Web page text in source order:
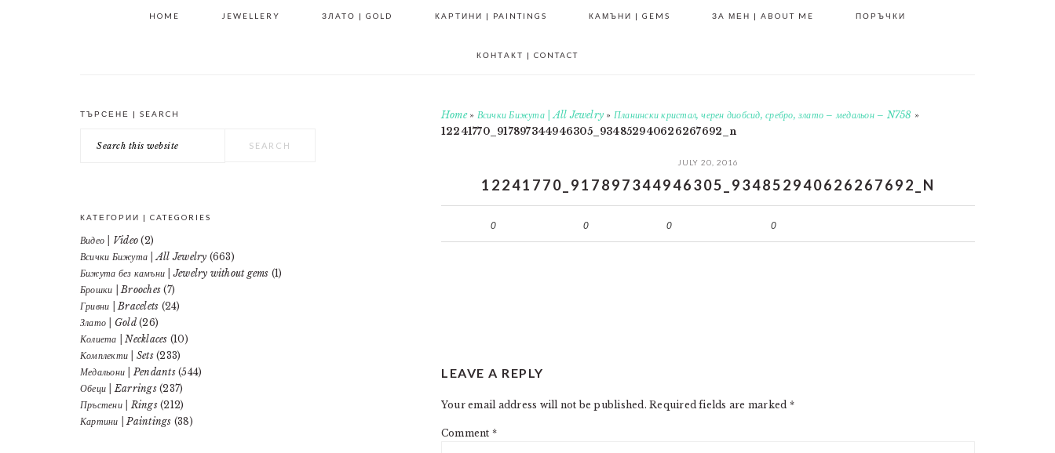
HOME JEWELLERY ЗЛАТО | GOLD КАРТИНИ | PAINTINGS КАМЪНИ | GEMS ЗА МЕН | ABOUT ME ПОРЪЧКИ
КОНТАКТ | CONTACT
Home» Всички Бижута | All Jewelry » Планински кристал, черен диобсид, сребро, злато – медальон – N758 »
12241770_917897344946305_934852940626267692_n
JULY 20, 2016
12241770_917897344946305_934852940626267692_N
0 0 0 0
INTERACTIONS
LEAVE A REPLY
Your email address will not be published. Required fields are marked *
Comment *
PRIMARY
SIDEBAR
ТЪРСЕНЕ | SEARCH
this
КАТЕГОРИИ | CATEGORIES
Видео | Video (2)
Всички Бижута | All Jewelry (663)
Бижута без камъни | Jewelry without gems (1)
Брошки | Brooches (7)
Гривни | Bracelets (24)
Злато | Gold(26)
Колиета | Necklaces (10)
Комплекти | Sets(233)
Медальони | Pendants(544)
Обеци | Earrings(237)
Пръстени | Rings(212)
Картини | Paintings (38)